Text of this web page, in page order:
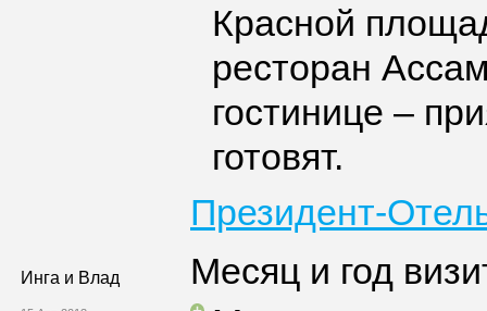
Красной
ресторан
гостинице –
готовят.
Президент-
Инга и Влад
Месяц и год